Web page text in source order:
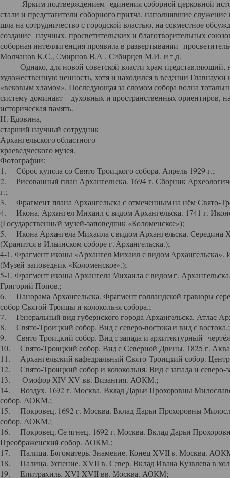
Ярким подтверждением единения соборной церковной
стали и представители соборного притча, наполнившие
шла на сотрудничество с городской властью, на совместное
создание научных, просветительских и благотворительных
соборная интеллигенция проявила в развертывании
Молчанов К.С., Смирнов В.А , Сибирцев М.И. и т.д.
Однако, для новой советской власти храм представляющий,
художественную ценность, хотя и находился в ведении
«вековым хламом». Последующая за сломом собора волна
систему доминант – духовных и пространственных ориентиров,
историческая память.
Н. Едовина,
старший научный сотрудник
Архангельского областного
краеведческого музея.
Фотографии:
1. Сброс купола со Свято-Троицкого собора. Апрель 1929 г.;
2. Рисованный план Архангельска. 1694 г. Сборник
г.;
3. Фрагмент плана Архангельска с отмеченным на нём Свято-
4. Икона. Архангел Михаил с видом Архангельска. 1741 г.
(Государственный музей-заповедник «Коломенское»);
5. Икона Архангела Михаила с видом Архангельска. Середина
(Хранится в Ильинском соборе г. Архангельска.);
4-1. Фрагмент иконы «Архангел Михаил с видом Архангельска».
(Музей-заповедник «Коломенское».);
5-1. Фрагмент иконы Архангела Михаила с видом г.
Григорий Попов.;
6. Панорама Архангельска. Фрагмент голландской гравюры
собор Святой Троицы и колокольня собора.;
7. Генеральный вид губернского города Архангельска. Атлас
8. Свято-Троицкий собор. Вид с северо-востока и вид с востока.;
9. Свято-Троицкий собор. Вид с запада и архитектурный
10. Свято-Троицкий собор. Вид с Северной Двины. 1825 г.
11. Архангельский кафедральный Свято-Троицкий собор.
12. Свято-Троицкий собор и колокольня. Вид с запада и северо-
13. Омофор XIV-XV вв. Византия. АОКМ.;
14. Воздух. 1692 г. Москва. Вклад Дарьи Прохоровны
собор. АОКМ.;
15. Покровец. 1692 г. Москва. Вклад Дарьи Прохоровны
собор. АОКМ.;
16. Покровец. Се ягнец. 1692 г. Москва. Вклад Дарьи
Преображенский собор. АОКМ.;
17. Палица. Богоматерь. Знамение. Конец XVII в. Москва.
18. Палица. Успение. XVII в. Север. Вклад Ивана Кузвлева в
19. Епитрахиль. XVI-XVII вв. Москва. АОКМ;